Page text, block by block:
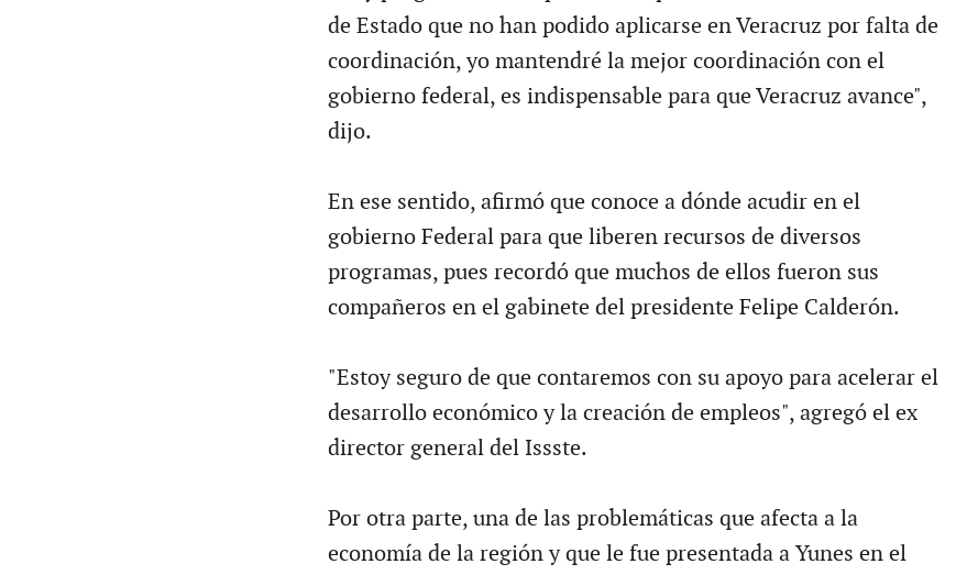
de Estado que no han podido aplicarse en Veracruz por falta de
coordinación, yo mantendré la mejor coordinación con el
gobierno federal, es indispensable para que Veracruz avance",
dijo.
En ese sentido, afirmó que conoce a dónde acudir en el
gobierno Federal para que liberen recursos de diversos
programas, pues recordó que muchos de ellos fueron sus
compañeros en el gabinete del presidente Felipe Calderón.
"Estoy seguro de que contaremos con su apoyo para acelerar el
desarrollo económico y la creación de empleos", agregó el ex
director general del Issste.
Por otra parte, una de las problemáticas que afecta a la
economía de la región y que le fue presentada a Yunes en el